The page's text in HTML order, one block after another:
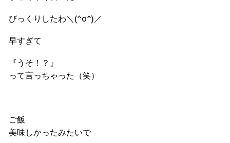
びっくりしたわ＼(^o^)／
早すぎて
『うそ！？』
って言っちゃった（笑）
ご飯
美味しかったみたいで